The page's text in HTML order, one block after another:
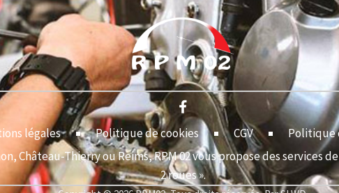
légales Politique de cookies CGV
Politique
Château-Thierry ou Reims, RPM 02 vous propose des services
2 roues ».